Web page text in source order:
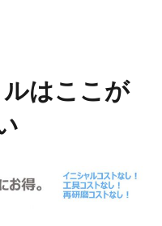
はここが